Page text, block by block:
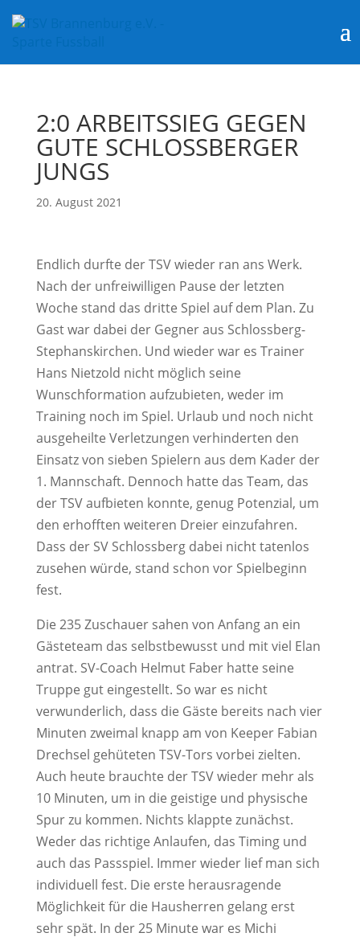
2:0 ARBEITSSIEG GEGEN
GUTE SCHLOSSBERGER
JUNGS
20. August 2021
Endlich durfte der TSV wieder ran ans Werk.
Nach der unfreiwilligen Pause der letzten
Woche stand das dritte Spiel auf dem Plan. Zu
Gast war dabei der Gegner aus Schlossberg-
Stephanskirchen. Und wieder war es Trainer
Hans Nietzold nicht möglich seine
Wunschformation aufzubieten, weder im
Training noch im Spiel. Urlaub und noch nicht
ausgeheilte Verletzungen verhinderten den
Einsatz von sieben Spielern aus dem Kader der
1. Mannschaft. Dennoch hatte das Team, das
der TSV aufbieten konnte, genug Potenzial, um
den erhofften weiteren Dreier einzufahren.
Dass der SV Schlossberg dabei nicht tatenlos
zusehen würde, stand schon vor Spielbeginn
fest.
Die 235 Zuschauer sahen von Anfang an ein
Gästeteam das selbstbewusst und mit viel Elan
antrat. SV-Coach Helmut Faber hatte seine
Truppe gut eingestellt. So war es nicht
verwunderlich, dass die Gäste bereits nach vier
Minuten zweimal knapp am von Keeper Fabian
Drechsel gehüteten TSV-Tors vorbei zielten.
Auch heute brauchte der TSV wieder mehr als
10 Minuten, um in die geistige und physische
Spur zu kommen. Nichts klappte zunächst.
Weder das richtige Anlaufen, das Timing und
auch das Passspiel. Immer wieder lief man sich
individuell fest. Die erste herausragende
Möglichkeit für die Hausherren gelang erst
sehr spät. In der 25 Minute war es Michi